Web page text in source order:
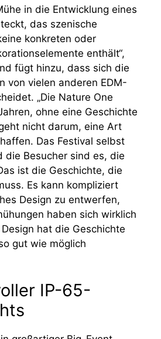
in die Entwicklung eines
das szenische
konkreten oder
enthält“,
fügt hinzu, dass sich die
von vielen anderen EDM-
„Die Nature One
ohne eine Geschichte
nicht darum, eine Art
Das Festival selbst
die Besucher sind es, die
ist die Geschichte, die
Es kann kompliziert
Design zu entwerfen,
haben sich wirklich
hat die Geschichte
gut wie möglich
IP-65-